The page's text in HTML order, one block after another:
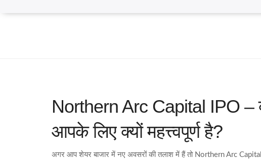
Northern Arc Capital IPO –
आपके लिए क्यों महत्त्वपूर्ण है?
अगर आप शेयर बाजार में नए अवसरों की तलाश में हैं तो Northern Arc